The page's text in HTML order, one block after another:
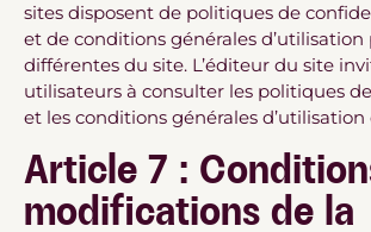
sites disposent de politiques de
et de conditions générales
différentes du site. L’éditeur du site
utilisateurs à consulter les politiques
et les conditions générales d’utilisation
Article 7 :
modifications de la